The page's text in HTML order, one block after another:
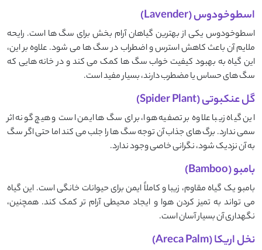
اسطوخودوس (Lavender)
اسطوخودوس یکی از بهترین گیاهان آرام ‌بخش برای سگ‌ ها است. رایحه
ملایم آن باعث کاهش استرس و اضطراب در سگ ‌ها می ‌شود. علاوه بر این،
این گیاه به بهبود کیفیت خواب سگ ‌ها کمک می ‌کند و در خانه‌ هایی که
سگ‌ های حساس یا مضطرب دارند، بسیار مفید است.
گل عنکبوتی (Spider Plant)
این گیاه زیبا علاوه بر تصفیه هوا، برای سگ ‌ها ایمن است و هیچ‌ گونه اثر
سمی ندارد. برگ‌ های جذاب آن توجه سگ ‌ها را جلب می‌ کند اما حتی اگر سگ
به آن نزدیک شود، نگرانی خاصی وجود ندارد.
بامبو (Bamboo)
بامبو یک گیاه مقاوم، زیبا و کاملاً ایمن برای حیوانات خانگی است. این گیاه
می ‌تواند به تمیز کردن هوا و ایجاد محیطی آرام‌ تر کمک کند. همچنین،
نگهداری آن بسیار آسان است.
نخل اریکا (Areca Palm)